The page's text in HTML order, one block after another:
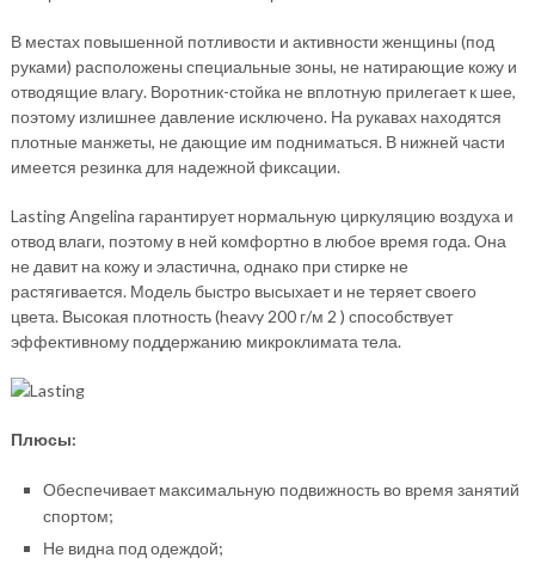
В местах повышенной потливости и активности женщины (под
руками) расположены специальные зоны, не натирающие кожу и
отводящие влагу. Воротник-стойка не вплотную прилегает к шее,
поэтому излишнее давление исключено. На рукавах находятся
плотные манжеты, не дающие им подниматься. В нижней части
имеется резинка для надежной фиксации.
Lasting Angelina гарантирует нормальную циркуляцию воздуха и
отвод влаги, поэтому в ней комфортно в любое время года. Она
не давит на кожу и эластична, однако при стирке не
растягивается. Модель быстро высыхает и не теряет своего
цвета. Высокая плотность (heavy 200 г/м 2 ) способствует
эффективному поддержанию микроклимата тела.
Плюсы:
Обеспечивает максимальную подвижность во время занятий
спортом;
Не видна под одеждой;